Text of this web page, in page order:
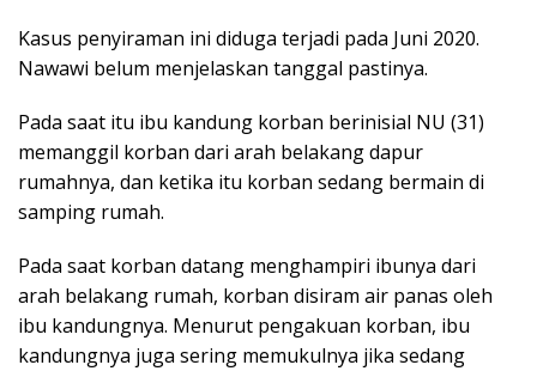
Kasus penyiraman ini diduga terjadi pada Juni 2020.
Nawawi belum menjelaskan tanggal pastinya.
Pada saat itu ibu kandung korban berinisial NU (31)
memanggil korban dari arah belakang dapur
rumahnya, dan ketika itu korban sedang bermain di
samping rumah.
Pada saat korban datang menghampiri ibunya dari
arah belakang rumah, korban disiram air panas oleh
ibu kandungnya. Menurut pengakuan korban, ibu
kandungnya juga sering memukulnya jika sedang